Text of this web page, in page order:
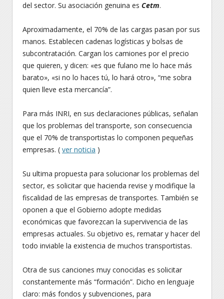
del sector. Su asociación genuina es Cetm.
Aproximadamente, el 70% de las cargas pasan por sus
manos. Establecen cadenas logísticas y bolsas de
subcontratación. Cargan los camiones por el precio
que quieren, y dicen: «es que fulano me lo hace más
barato», «si no lo haces tú, lo hará otro», “me sobra
quien lleve esta mercancía”.
Para más INRI, en sus declaraciones públicas, señalan
que los problemas del transporte, son consecuencia
que el 70% de transportistas lo componen pequeñas
empresas. ( ver noticia )
Su ultima propuesta para solucionar los problemas del
sector, es solicitar que hacienda revise y modifique la
fiscalidad de las empresas de transportes. También se
oponen a que el Gobierno adopte medidas
económicas que favorezcan la supervivencia de las
empresas actuales. Su objetivo es, rematar y hacer del
todo inviable la existencia de muchos transportistas.
Otra de sus canciones muy conocidas es solicitar
constantemente más “formación”. Dicho en lenguaje
claro: más fondos y subvenciones, para